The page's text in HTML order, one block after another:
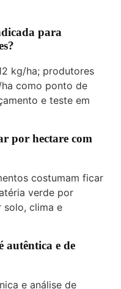
para
kg/ha; produtores
como ponto de
e teste em
por hectare com
costumam ficar
verde por
solo, clima e
autêntica e de
e análise de